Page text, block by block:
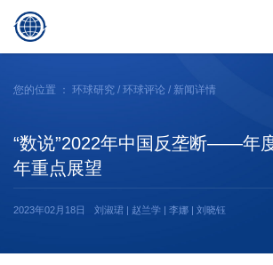
日本語
您的位置 ： 环球研究 / 环球评论 / 新闻详情
“数说”2022年中国反垄断——年
年重点展望
2023年02月18日 刘淑珺 | 赵兰学 | 李娜 | 刘晓钰